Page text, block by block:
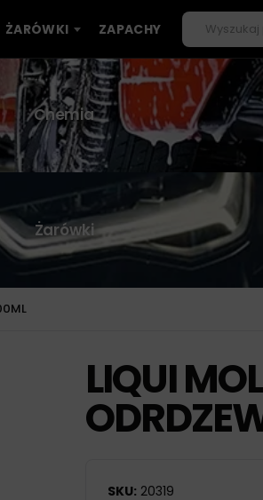
ŻARÓWKI ZAPACHY
Chemia
Żarówki
LIQUI
SKU: 20319